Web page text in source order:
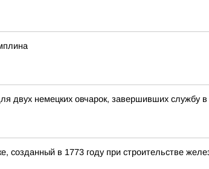
двух немецких овчарок, завершивших службу
созданный в 1773 году при строительстве